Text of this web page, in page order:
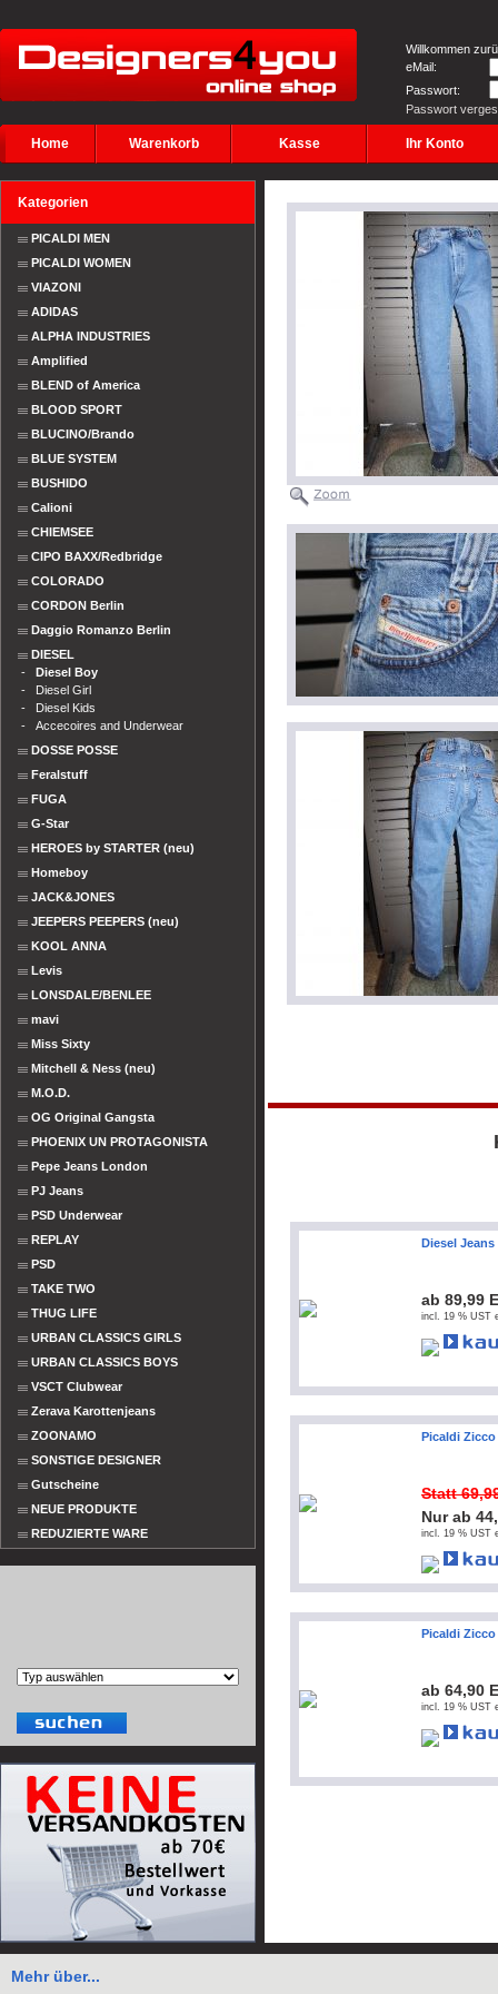
Willkommen
eMail:
Passwort:
Passwort
Home Warenkorb Kasse Ihr Konto
Kategorien
PICALDI MEN
PICALDI WOMEN
VIAZONI
ADIDAS
ALPHA INDUSTRIES
Amplified
BLEND of America
BLOOD SPORT
BLUCINO/Brando
BLUE SYSTEM
BUSHIDO
Calioni
CHIEMSEE
CIPO BAXX/Redbridge
COLORADO
CORDON Berlin
Daggio Romanzo Berlin
DIESEL
- Diesel Boy
- Diesel Girl
- Diesel Kids
- Accecoires and Underwear
DOSSE POSSE
Feralstuff
FUGA
G-Star
HEROES by STARTER (neu)
Homeboy
JACK&JONES
JEEPERS PEEPERS (neu)
KOOL ANNA
Levis
LONSDALE/BENLEE
mavi
Miss Sixty
Mitchell & Ness (neu)
M.O.D.
OG Original Gangsta
PHOENIX UN PROTAGONISTA
Pepe Jeans London
PJ Jeans
PSD Underwear
REPLAY
PSD
TAKE TWO
THUG LIFE
URBAN CLASSICS GIRLS
URBAN CLASSICS BOYS
VSCT Clubwear
Zerava Karottenjeans
ZOONAMO
SONSTIGE DESIGNER
Gutscheine
NEUE PRODUKTE
REDUZIERTE WARE
Diesel
ab 89,99
incl. 19 % UST
Picaldi Zicco
Statt
Nur ab
incl. 19 % UST
Picaldi Zicco
ab 64,90
incl. 19 % UST
Mehr über...